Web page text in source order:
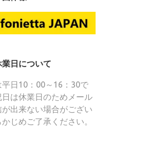
日について
日10：00～16：30で
は休業日のためメール
出来ない場合がござい
じめご了承ください。